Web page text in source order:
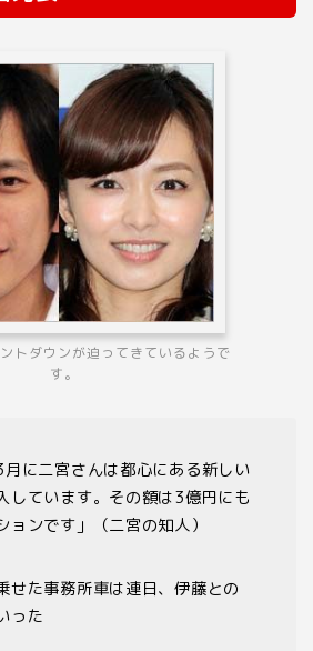
トダウンが迫ってきているようで
す。
月に二宮さんは都心にある新しい
しています。その額は3億円にも
ョンです」（二宮の知人）
せた事務所車は連日、伊藤との
った